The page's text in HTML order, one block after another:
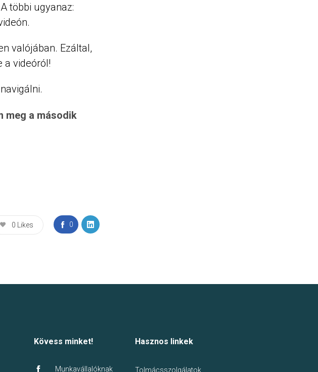
többi ugyanaz:
valójában. Ezáltal,
a videóról!
meg a második
0
0 Likes
Kövess minket!
Munkavállalóknak
Hasznos linkek
Tolmácsszolgálatok